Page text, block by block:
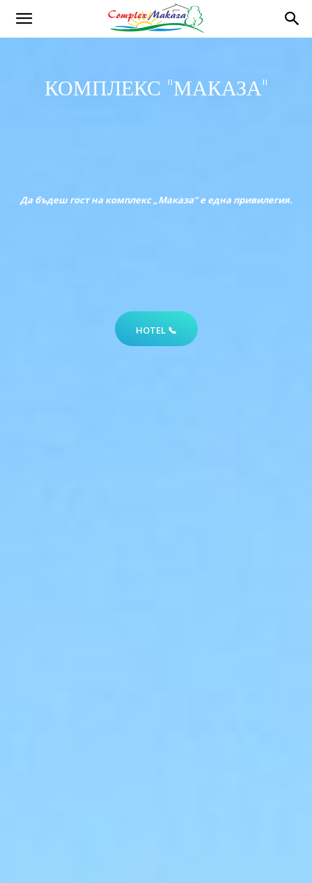
КОМПЛЕКС "МАКАЗА"
Да бъдеш гост на комплекс „Маказа“ е една привилегия.
HOTEL 📞